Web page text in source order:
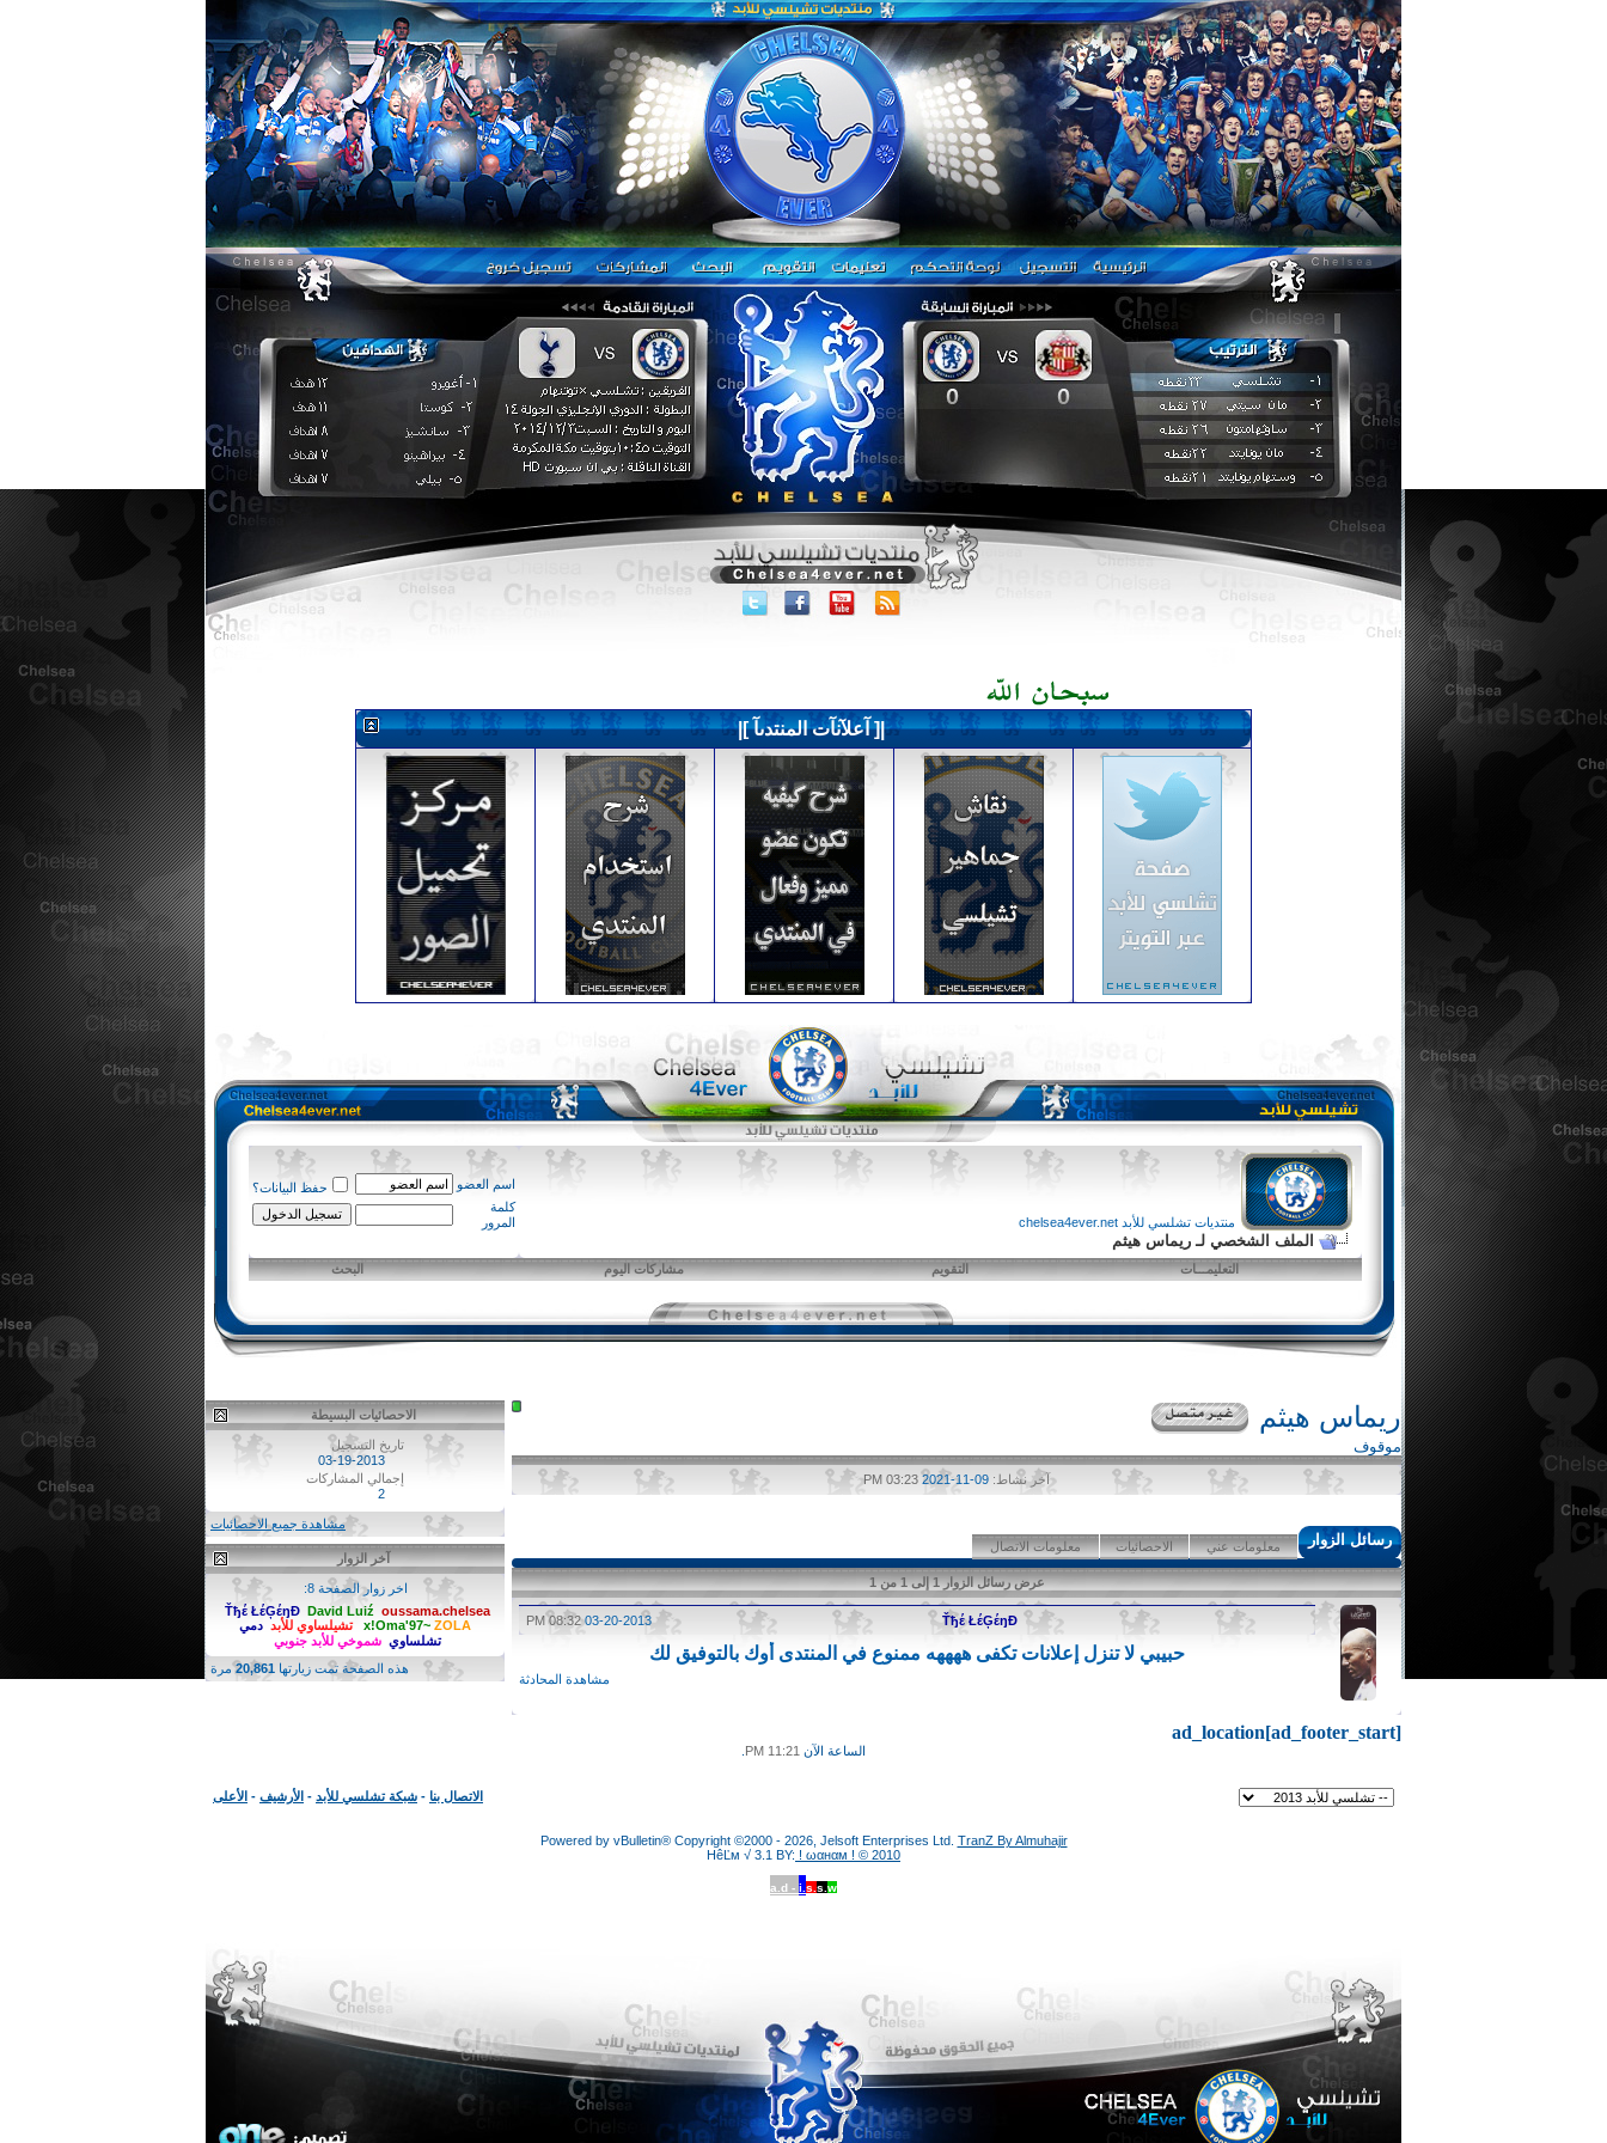
|[ آعلآنآت المنتدىآ ]|
منتديات تشلسي للأبد chelsea4ever.net
الملف الشخصي لـ ريماس هيثم
اسم العضو
حفظ البيانات؟
كلمة
المرور
التعليمـــات التقويم مشاركات اليوم البحث
ريماس هيثم
موقوف
آخر نشاط: 03:23 PM
رسائل الزوار معلومات عني الاحصائيات معلومات الاتصال
عرض رسائل الزوار 1 إلى 1من1
03-20-2013
08:32 PM Ťђέ ŁέĢέŋĐ
حبيبي لا تنزل إعلانات تكفى ههههه ممنوع في المنتدى أوك بالتوفيق لك
مشاهدة المحادثة
الاحصائيات البسيطة
تاريخ التسجيل
03-19-2013
إجمالي المشاركات
2
مشاهدة جميع الاحصائيات
آخر الزوار
اخر زوار الصفحة 8:
Ťђέ ŁέĢέŋĐ David Luiź oussama.chelsea
x!Oma'97~ ZOLA تشيلساوي للأبد دمي
تشلساوي شموخي للأبد جنوبي
هذه الصفحة تمت زيارتها 20,861مرة
ad_location[ad_footer_start]
الساعة الآن 11:21 PM
الاتصال بنا - شبكة تشلسي للأبد - الأرشيف - الأعلى
Powered by vBulletin® Copyright ©2000 - 2026, Jelsoft Enterprises Ltd. TranZ By Almuhajir
HêĽм √ 3.1 BY: ! ωαнαм ! © 2010
a.d - i. s. s. w